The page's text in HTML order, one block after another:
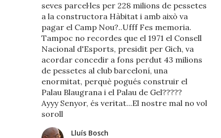
seves parcel·les per 228 milions de pessetes
a la constructora Hàbitat i amb això va
pagar el Camp Nou?..Ufff Fes memoria.
Tampoc no recordes que el 1971 el Consell
Nacional d'Esports, presidit per Gich, va
acordar concedir a fons perdut 43 milions
de pessetes al club barceloní, una
enormitat, perquè pogués construir el
Palau Blaugrana i el Palau de Gel?????
Ayyy Senyor, és veritat...El nostre mal no vol
soroll
Lluís Bosch